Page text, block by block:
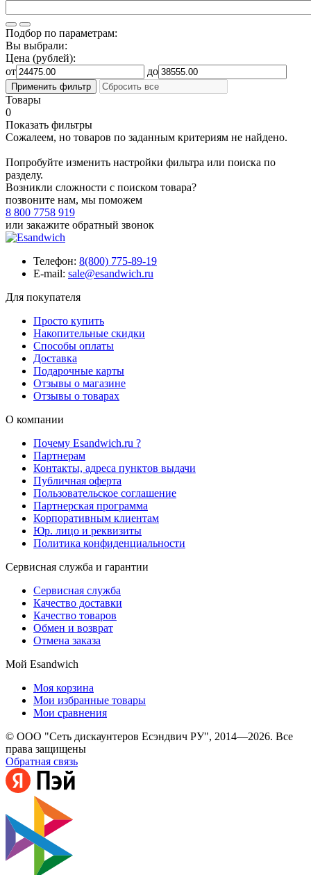
Подбор по параметрам:
Вы выбрали:
Цена (рублей):
от
до
Товары
0
Показать фильтры
Сожалеем, но товаров по заданным критериям не найдено.
Попробуйте изменить настройки фильтра или поиска по
разделу.
Возникли сложности с поиском товара?
позвоните нам, мы поможем
8 800 7758 919
или закажите обратный звонок
Телефон: 8(800) 775-89-19
E-mail: sale@esandwich.ru
Для покупателя
Просто купить
Накопительные скидки
Способы оплаты
Доставка
Подарочные карты
Отзывы о магазине
Отзывы о товарах
О компании
Почему Esandwich.ru ?
Партнерам
Контакты, адреса пунктов выдачи
Публичная оферта
Пользовательское соглашение
Партнерская программа
Корпоративным клиентам
Юр. лицо и реквизиты
Политика конфиденциальности
Сервисная служба и гарантии
Сервисная служба
Качество доставки
Качество товаров
Обмен и возврат
Отмена заказа
Мой Esandwich
Моя корзина
Мои избранные товары
Мои сравнения
© ООО "Сеть дискаунтеров Есэндвич РУ", 2014—2026. Все
права защищены
Обратная связь